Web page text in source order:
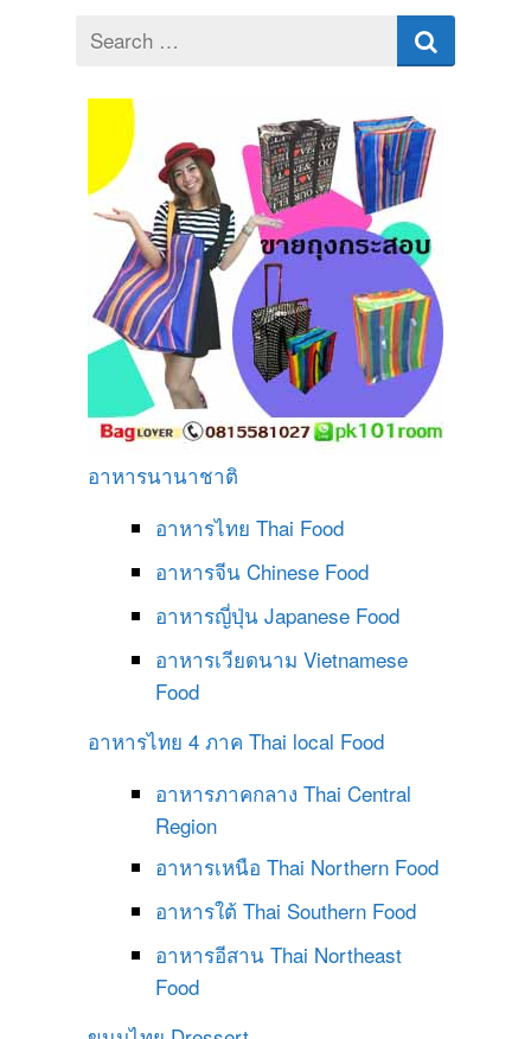
Search
for
อาหารนานาชาติ
อาหารไทย Thai Food
อาหารจีน Chinese Food
อาหารญี่ปุ่น Japanese Food
อาหารเวียดนาม Vietnamese
Food
อาหารไทย 4 ภาค Thai local Food
อาหารภาคกลาง Thai Central
Region
อาหารเหนือ Thai Northern Food
อาหารใต้ Thai Southern Food
อาหารอีสาน Thai Northeast
Food